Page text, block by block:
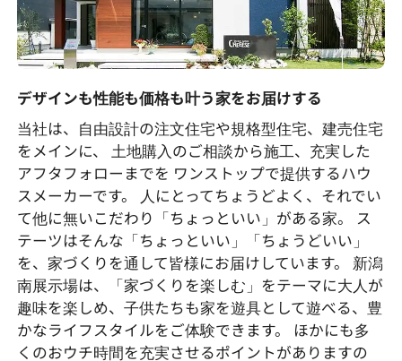
デザインも性能も価格も叶う家をお届けする
当社は、自由設計の注文住宅や規格型住宅、建売住宅
をメインに、 土地購入のご相談から施工、充実した
アフタフォローまでを ワンストップで提供するハウ
スメーカーです。 人にとってちょうどよく、それでい
て他に無いこだわり「ちょっといい」がある家。 ス
テーツはそんな「ちょっといい」「ちょうどいい」
を、家づくりを通して皆様にお届けしています。 新潟
南展示場は、「家づくりを楽しむ」をテーマに大人が
趣味を楽しめ、子供たちも家を遊具として遊べる、豊
かなライフスタイルをご体験できます。 ほかにも多
くのおウチ時間を充実させるポイントがありますの